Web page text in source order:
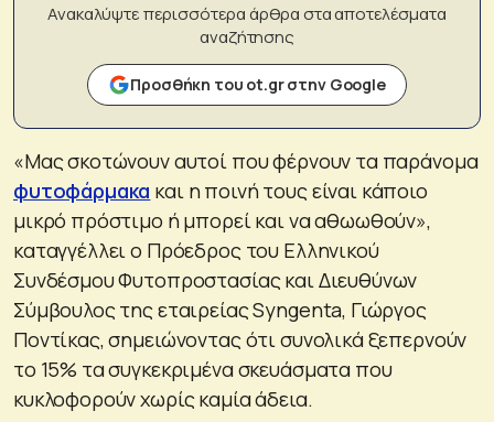
Ανακαλύψτε περισσότερα άρθρα στα αποτελέσματα
αναζήτησης
Προσθήκη του ot.gr στην Google
«Μας σκοτώνουν αυτοί που φέρνουν τα παράνομα
φυτοφάρμακα και η ποινή τους είναι κάποιο
μικρό πρόστιμο ή μπορεί και να αθωωθούν»,
καταγγέλλει ο Πρόεδρος του Ελληνικού
Συνδέσμου Φυτοπροστασίας και Διευθύνων
Σύμβουλος της εταιρείας Syngenta, Γιώργος
Ποντίκας, σημειώνοντας ότι συνολικά ξεπερνούν
το 15% τα συγκεκριμένα σκευάσματα που
κυκλοφορούν χωρίς καμία άδεια.